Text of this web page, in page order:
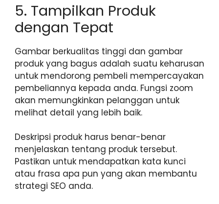
5. Tampilkan Produk
dengan Tepat
Gambar berkualitas tinggi dan gambar
produk yang bagus adalah suatu keharusan
untuk mendorong pembeli mempercayakan
pembeliannya kepada anda. Fungsi zoom
akan memungkinkan pelanggan untuk
melihat detail yang lebih baik.
Deskripsi produk harus benar-benar
menjelaskan tentang produk tersebut.
Pastikan untuk mendapatkan kata kunci
atau frasa apa pun yang akan membantu
strategi SEO anda.